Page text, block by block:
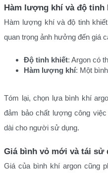
Hàm lượng khí và độ tinh
Hàm lượng khí và độ tinh
quan trọng ảnh hưởng đến giá
Độ tinh khiết: Argon có
Hàm lượng khí: Một
Tóm lại, chọn lựa bình khí
đảm bảo chất lượng công
dài cho người sử dụng.
Giá bình vỏ mới và tái sử
Giá của bình khí argon cũng